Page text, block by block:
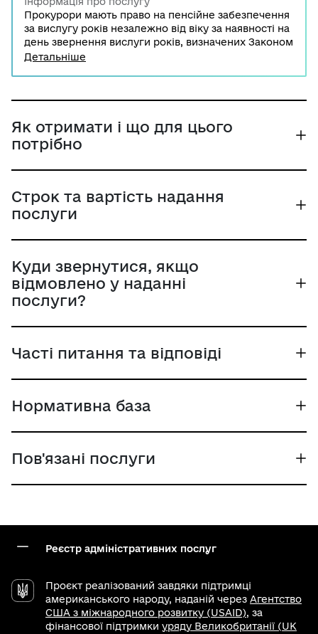
Прокурори мають право на пенсійне забезпечення
за вислугу років незалежно від віку за наявності на
день звернення вислуги років, визначених Законом
України "Про прокуратури". Для реалізації права на
Заяву на призначення пенсії можливо також
подати через Порталі Дія.
Детальніше
Як отримати і що для цього
потрібно
Строк та вартість надання
послуги
Куди звернутися, якщо
відмовлено у наданні
послуги?
Часті питання та відповіді
Нормативна база
Пов'язані послуги
Реєстр адміністративних послуг
Проєкт реалізований завдяки підтримці
американського народу, наданій через Агентство
США з міжнародного розвитку (USAID), за
фінансової підтримки уряду Великобританії (UK